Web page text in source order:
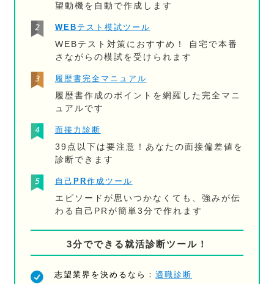
望動機を自動で作成します
WEBテスト模試ツール
WEBテスト対策におすすめ！ 自宅で本番
さながらの模試を受けられます
履歴書完全マニュアル
履歴書作成のポイントを網羅した完全マニ
ュアルです
面接力診断
39点以下は要注意！あなたの面接偏差値を
診断できます
自己PR作成ツール
エピソードが思いつかなくても、強みが伝
わる自己PRが簡単3分で作れます
3分でできる就活診断ツール！
志望業界を決めるなら：適職診断